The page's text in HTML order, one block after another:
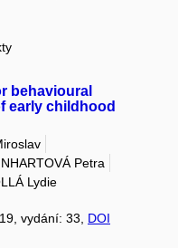
behavioural
early childhood
Petra
Lydie
vydání: 33, DOI